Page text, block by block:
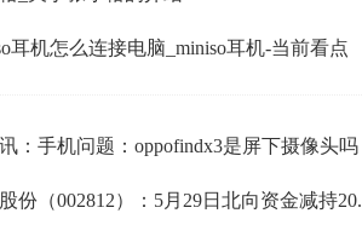
耳机怎么连接电脑_miniso耳机-当前看点
：手机问题：oppofindx3是屏下摄像头吗
份（002812）：5月29日北向资金减持